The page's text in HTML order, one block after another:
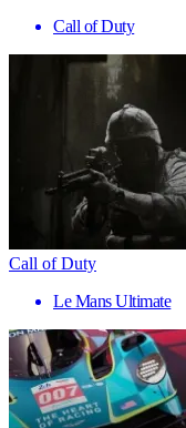
Call of Duty
Call of Duty
Le Mans Ultimate